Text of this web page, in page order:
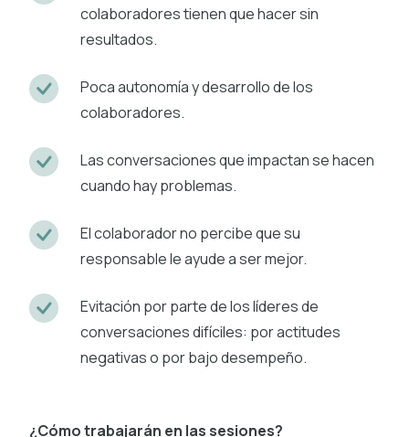
colaboradores tienen que hacer sin
resultados.
Poca autonomía y desarrollo de los
colaboradores.
Las conversaciones que impactan se hacen
cuando hay problemas.
El colaborador no percibe que su
responsable le ayude a ser mejor.
Evitación por parte de los líderes de
conversaciones difíciles: por actitudes
negativas o por bajo desempeño.
¿Cómo trabajarán en las sesiones?